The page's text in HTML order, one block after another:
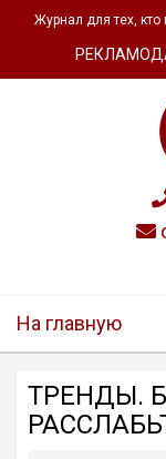
Журнал для тех, кто
На главную
ТРЕНДЫ.